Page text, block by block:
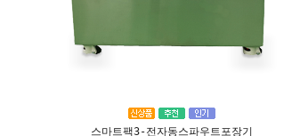
스마트팩3-전자동스파우트포장기